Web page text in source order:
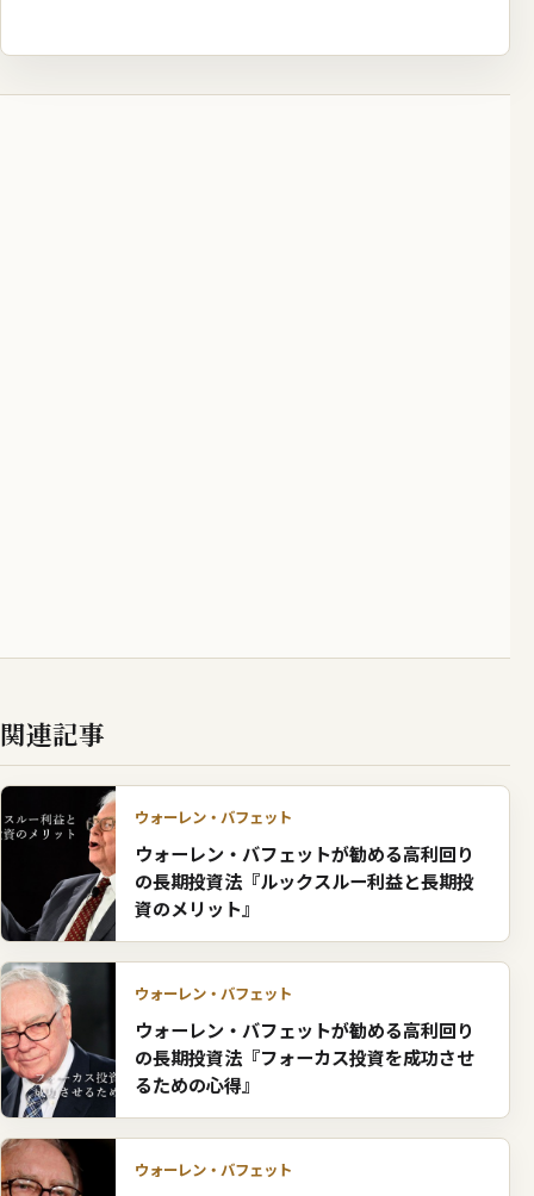
関連記事
ウォーレン・バフェット
ウォーレン・バフェットが勧める高利回り
の長期投資法『ルックスルー利益と長期投
資のメリット』
ウォーレン・バフェット
ウォーレン・バフェットが勧める高利回り
の長期投資法『フォーカス投資を成功させ
るための心得』
ウォーレン・バフェット